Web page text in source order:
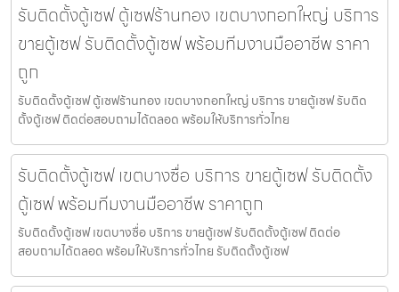
รับติดตั้งตู้เซฟ ตู้เซฟร้านทอง เขตบางกอกใหญ่ บริการ
ขายตู้เซฟ รับติดตั้งตู้เซฟ พร้อมทีมงานมืออาชีพ ราคา
ถูก
รับติดตั้งตู้เซฟ ตู้เซฟร้านทอง เขตบางกอกใหญ่ บริการ ขายตู้เซฟ รับติด
ตั้งตู้เซฟ ติดต่อสอบถามได้ตลอด พร้อมให้บริการทั่วไทย
รับติดตั้งตู้เซฟ เขตบางซื่อ บริการ ขายตู้เซฟ รับติดตั้ง
ตู้เซฟ พร้อมทีมงานมืออาชีพ ราคาถูก
รับติดตั้งตู้เซฟ เขตบางซื่อ บริการ ขายตู้เซฟ รับติดตั้งตู้เซฟ ติดต่อ
สอบถามได้ตลอด พร้อมให้บริการทั่วไทย รับติดตั้งตู้เซฟ